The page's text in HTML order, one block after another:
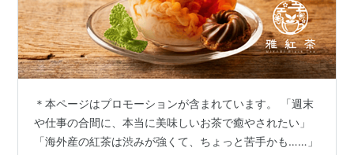
＊本ページはプロモーションが含まれています。 「週末
や仕事の合間に、本当に美味しいお茶で癒やされたい」
「海外産の紅茶は渋みが強くて、ちょっと苦手かも……」